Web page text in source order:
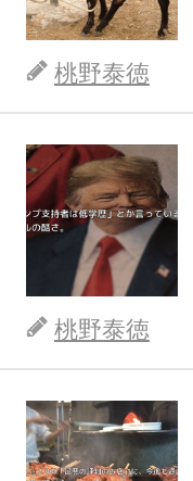
桃野泰徳
桃野泰徳